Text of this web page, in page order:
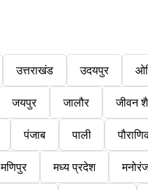
उत्तराखंड उदयपुर
जयपुर जालौर जीवन
पंजाब पाली
मणिपुर मध्य प्रदेश